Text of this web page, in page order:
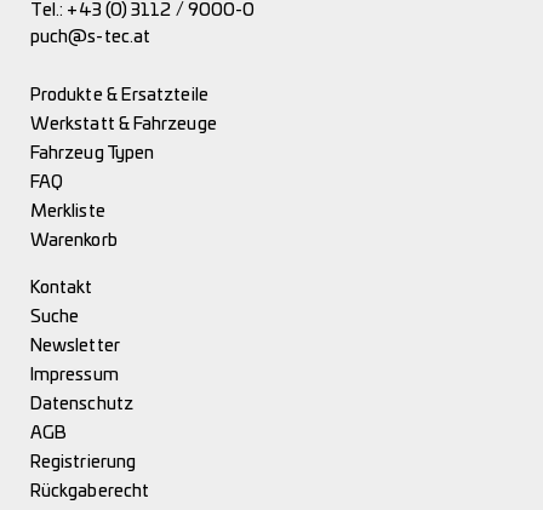
Tel.: +43 (0) 3112 / 9000-0
puch@s-tec.at
Produkte & Ersatzteile
Werkstatt & Fahrzeuge
Fahrzeug Typen
FAQ
Merkliste
Warenkorb
Kontakt
Suche
Newsletter
Impressum
Datenschutz
AGB
Registrierung
Rückgaberecht